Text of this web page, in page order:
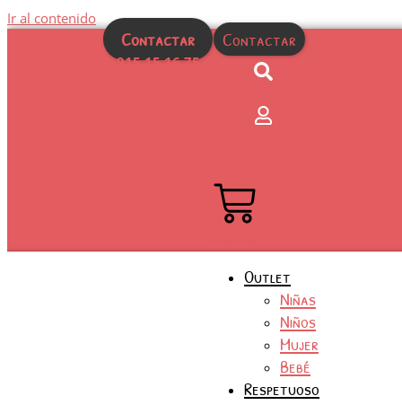
Ir al contenido
Contactar
915 15 16 75
Contactar
Outlet
Niñas
Niños
Mujer
Bebé
Respetuoso